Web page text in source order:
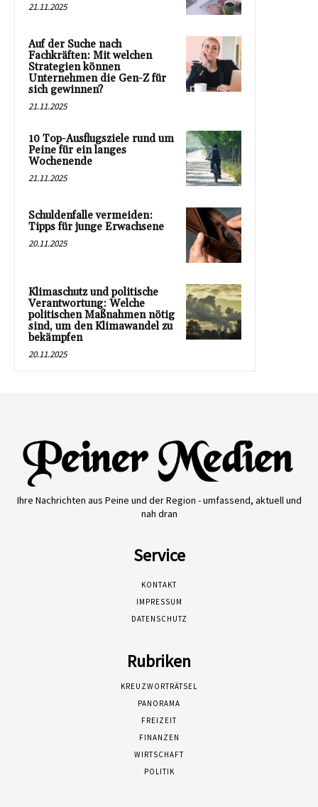
21.11.2025
Auf der Suche nach
Fachkräften: Mit welchen
Strategien können
Unternehmen die Gen-Z für
sich gewinnen?
21.11.2025
10 Top-Ausflugsziele rund um
Peine für ein langes
Wochenende
21.11.2025
Schuldenfalle vermeiden:
Tipps für junge Erwachsene
20.11.2025
Klimaschutz und politische
Verantwortung: Welche
politischen Maßnahmen nötig
sind, um den Klimawandel zu
bekämpfen
20.11.2025
Ihre Nachrichten aus Peine und der Region - umfassend, aktuell und
nah dran
Service
KONTAKT
IMPRESSUM
DATENSCHUTZ
Rubriken
KREUZWORTRÄTSEL
PANORAMA
FREIZEIT
FINANZEN
WIRTSCHAFT
POLITIK